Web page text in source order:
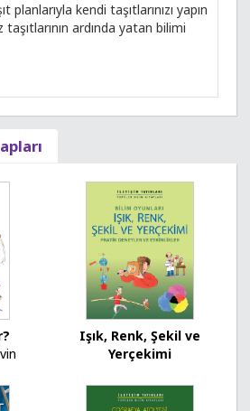
kendi taşıtlarınızı yapın
ardında yatan bilimi
Işık, Renk, Şekil ve
Yerçekimi